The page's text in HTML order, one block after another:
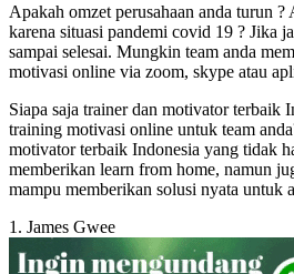
Apakah omzet perusahaan anda turun
karena situasi pandemi covid 19 ? Jika
sampai selesai. Mungkin team anda
motivasi online via zoom, skype atau
Siapa saja trainer dan motivator terbaik
training motivasi online untuk team
motivator terbaik Indonesia yang tidak
memberikan learn from home, namun
mampu memberikan solusi nyata untuk
1. James Gwee